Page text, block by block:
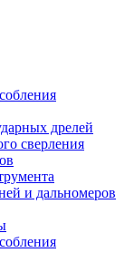
дрелей
сверления
и дальномеров